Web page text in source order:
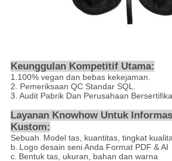
Keunggulan Kompetitif Utama:
1.100% vegan dan bebas kekejaman.
2. Pemeriksaan QC Standar SQL.
3. Audit Pabrik Dan Perusahaan
Layanan Knowhow Untuk
Kustom:
Sebuah. Model tas, kuantitas, tingkat
b. Logo desain seni Anda Format PDF & AI
c. Bentuk tas, ukuran, bahan dan warna